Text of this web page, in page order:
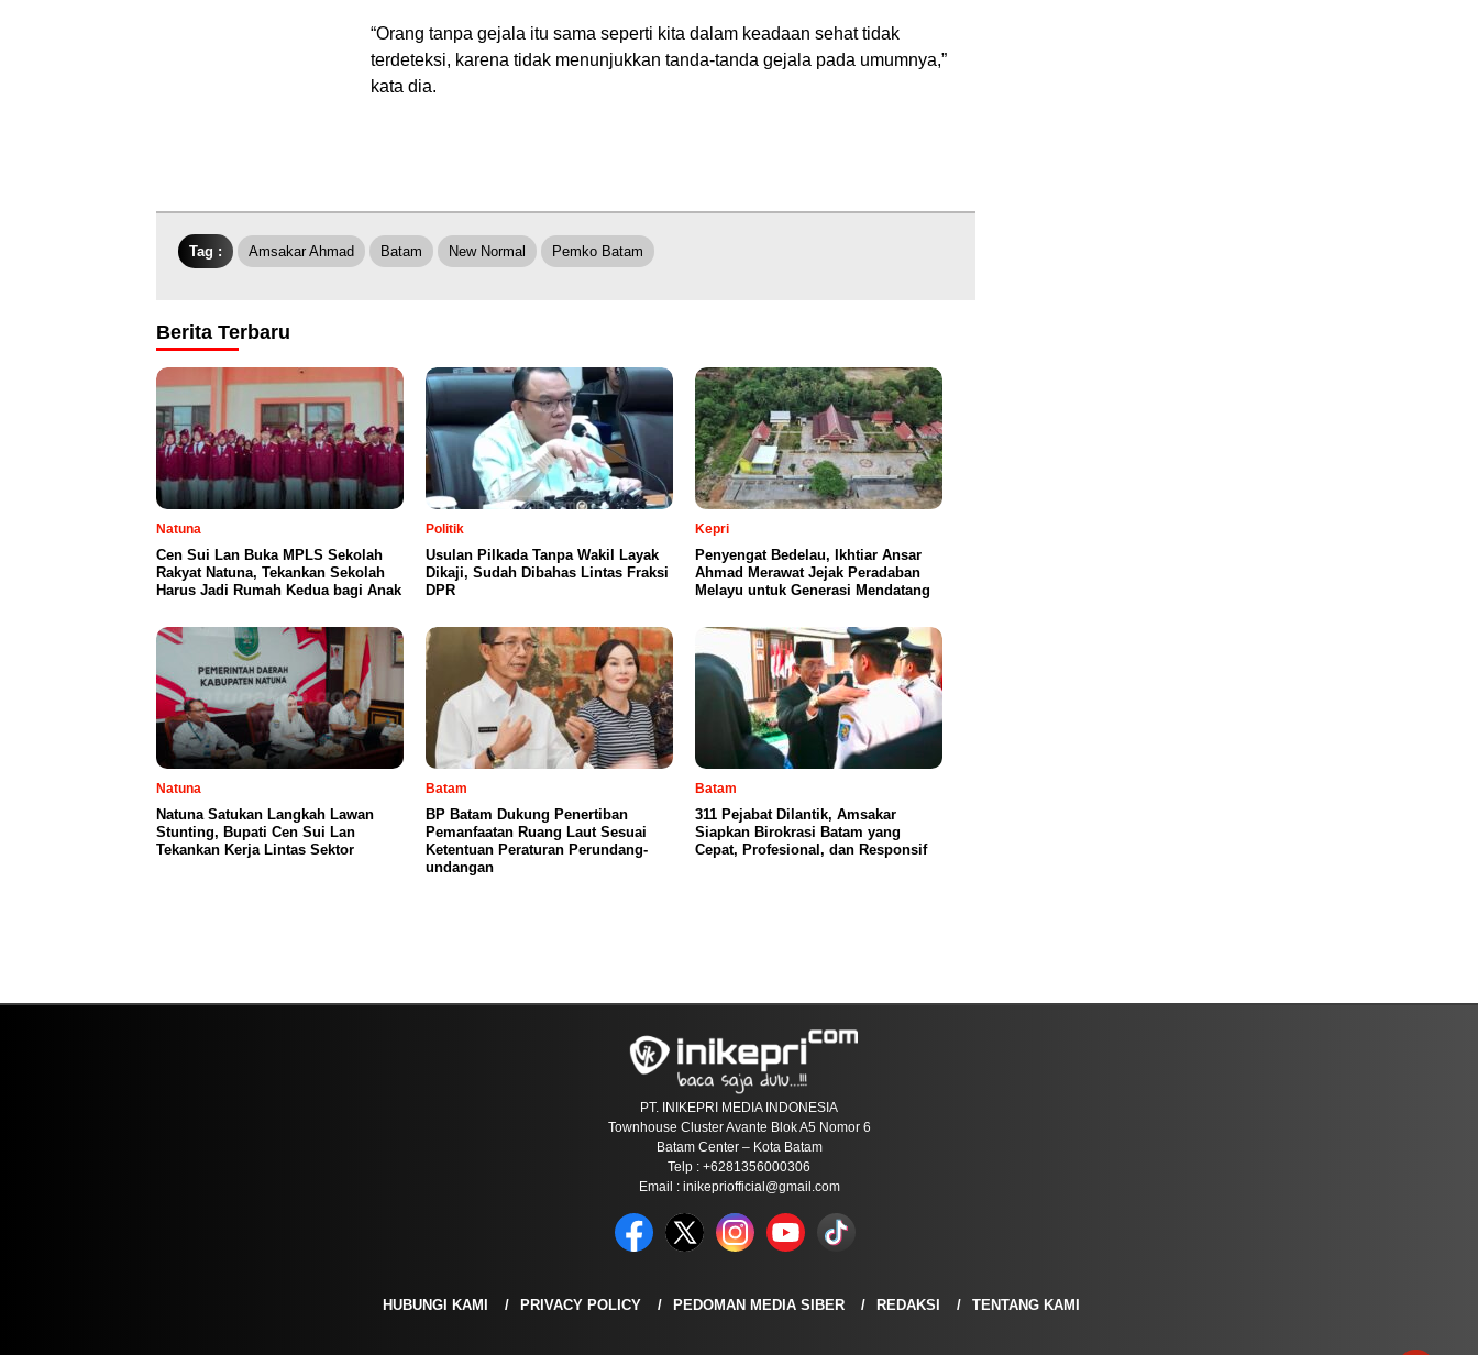
“Orang tanpa gejala itu sama seperti kita dalam keadaan sehat tidak
terdeteksi, karena tidak menunjukkan tanda-tanda gejala pada umumnya,”
kata dia.
Tag : Amsakar Ahmad Batam New Normal Pemko Batam
Berita Terbaru
Natuna
Cen Sui Lan Buka MPLS Sekolah
Rakyat Natuna, Tekankan Sekolah
Harus Jadi Rumah Kedua bagi Anak
Politik
Usulan Pilkada Tanpa Wakil Layak
Dikaji, Sudah Dibahas Lintas Fraksi
DPR
Kepri
Penyengat Bedelau, Ikhtiar Ansar
Ahmad Merawat Jejak Peradaban
Melayu untuk Generasi Mendatang
Natuna
Natuna Satukan Langkah Lawan
Stunting, Bupati Cen Sui Lan
Tekankan Kerja Lintas Sektor
Batam
BP Batam Dukung Penertiban
Pemanfaatan Ruang Laut Sesuai
Ketentuan Peraturan Perundang-
undangan
Batam
311 Pejabat Dilantik, Amsakar
Siapkan Birokrasi Batam yang
Cepat, Profesional, dan Responsif
PT. INIKEPRI MEDIA INDONESIA
Townhouse Cluster Avante Blok A5 Nomor 6
Batam Center – Kota Batam
Telp : +6281356000306
Email : inikepriofficial@gmail.com
HUBUNGI KAMI PRIVACY POLICY PEDOMAN MEDIA SIBER REDAKSI TENTANG KAMI